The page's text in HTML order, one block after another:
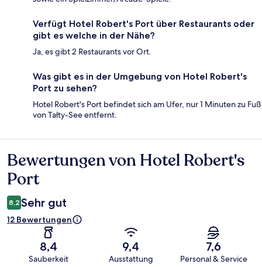
Verfügt Hotel Robert's Port über Restaurants oder
gibt es welche in der Nähe?
Ja, es gibt 2 Restaurants vor Ort.
Was gibt es in der Umgebung von Hotel Robert's
Port zu sehen?
Hotel Robert's Port befindet sich am Ufer, nur 1 Minuten zu Fuß
von Tałty-See entfernt.
Bewertungen
Bewertungen von Hotel Robert's
Port
8,2 Sehr gut
12 Bewertungen
8,4
Sauberkeit
9,4
Ausstattung
7,6
Personal & Service